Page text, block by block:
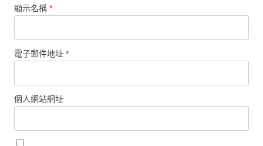
顯示名稱 *
電子郵件地址 *
個人網站網址